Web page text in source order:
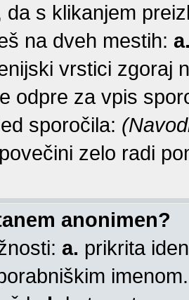
da s klikanjem
na dveh mestih:
vrstici zgoraj
odpre za vpis
sporočila:
zelo radi
anonimen?
a. prikrita